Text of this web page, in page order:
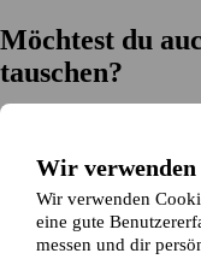
Wir verwenden
Wir verwenden
eine gute
messen und dir
Möchtest du
tauschen?
Einfache
Jetzt gratis loslegen
Loslegen
Jetzt gratis loslegen